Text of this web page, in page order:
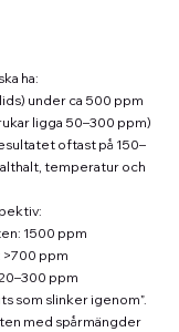
ha:
under ca 500 ppm
ligga 50–300 ppm)
oftast på 150–
temperatur och
1500 ppm
>700 ppm
ppm
som slinker igenom”.
med spårmängder